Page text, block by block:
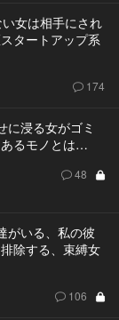
女は相手にされ
タートアップ系
174
に浸る女がゴミ
るモノとは…
48
がいる、私の彼
除する、束縛女
106